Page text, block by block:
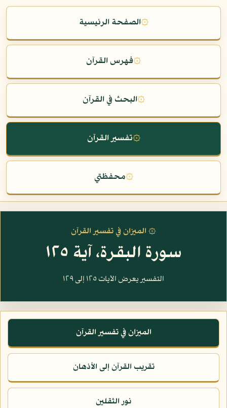
۞الصفحة الرئيسية
۞فهرس القرآن
۞البحث في القرآن
۞تفسير القرآن
۞محفظتي
۞ الميزان في تفسير القرآن
سورة البقرة، آية ١٢٥
التفسير يعرض الآيات ١٢٥ إلى ١٢٩
الميزان في تفسير القرآن
تقريب القرآن إلى الأذهان
نور الثقلين